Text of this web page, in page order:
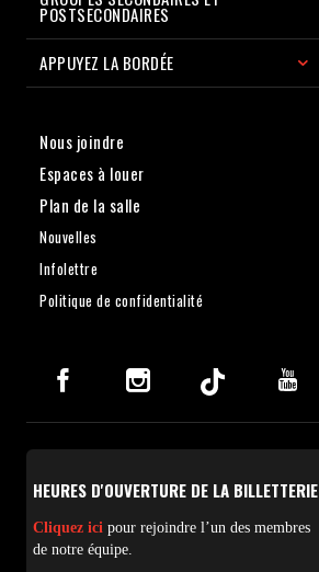
POSTSECONDAIRES
APPUYEZ LA BORDÉE
Nous joindre
Espaces à louer
Plan de la salle
Nouvelles
Infolettre
Politique de confidentialité
HEURES D'OUVERTURE DE LA BILLETTERIE
Cliquez ici pour rejoindre l’un des membres
de notre équipe.